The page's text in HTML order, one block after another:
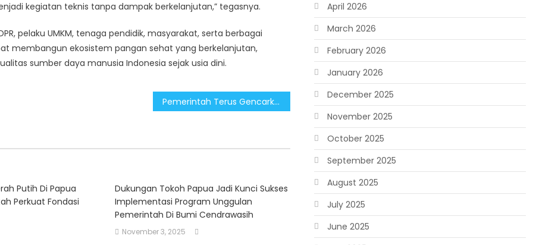
kegiatan teknis tanpa dampak berkelanjutan,” tegasnya.
pelaku UMKM, tenaga pendidik, masyarakat, serta berbagai
membangun ekosistem pangan sehat yang berkelanjutan,
sumber daya manusia Indonesia sejak usia dini.
Pemerintah Terus Gencarkan Edukasi Gizi Bagi Penerima Program MBG
Putih Di Papua
Perkuat Fondasi
Dukungan Tokoh Papua Jadi Kunci Sukses
Implementasi Program Unggulan
Pemerintah Di Bumi Cendrawasih
November 3, 2025
April 2026
March 2026
February 2026
January 2026
December 2025
November 2025
October 2025
September 2025
August 2025
July 2025
June 2025